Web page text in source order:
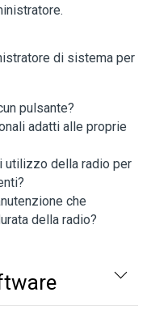
di sistema per
pulsante?
adatti alle proprie
utilizzo della radio per
che
della radio?